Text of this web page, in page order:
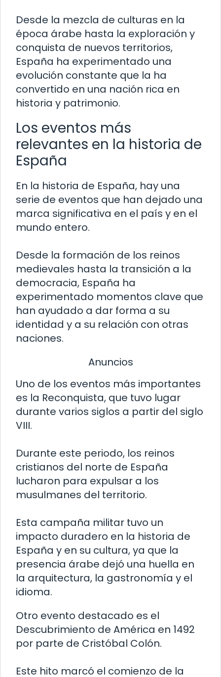
Desde la mezcla de culturas en la
época árabe hasta la exploración y
conquista de nuevos territorios,
España ha experimentado una
evolución constante que la ha
convertido en una nación rica en
historia y patrimonio.
Los eventos más
relevantes en la historia de
España
En la historia de España, hay una
serie de eventos que han dejado una
marca significativa en el país y en el
mundo entero.
Desde la formación de los reinos
medievales hasta la transición a la
democracia, España ha
experimentado momentos clave que
han ayudado a dar forma a su
identidad y a su relación con otras
naciones.
Anuncios
Uno de los eventos más importantes
es la Reconquista, que tuvo lugar
durante varios siglos a partir del siglo
VIII.
Durante este periodo, los reinos
cristianos del norte de España
lucharon para expulsar a los
musulmanes del territorio.
Esta campaña militar tuvo un
impacto duradero en la historia de
España y en su cultura, ya que la
presencia árabe dejó una huella en
la arquitectura, la gastronomía y el
idioma.
Otro evento destacado es el
Descubrimiento de América en 1492
por parte de Cristóbal Colón.
Este hito marcó el comienzo de la